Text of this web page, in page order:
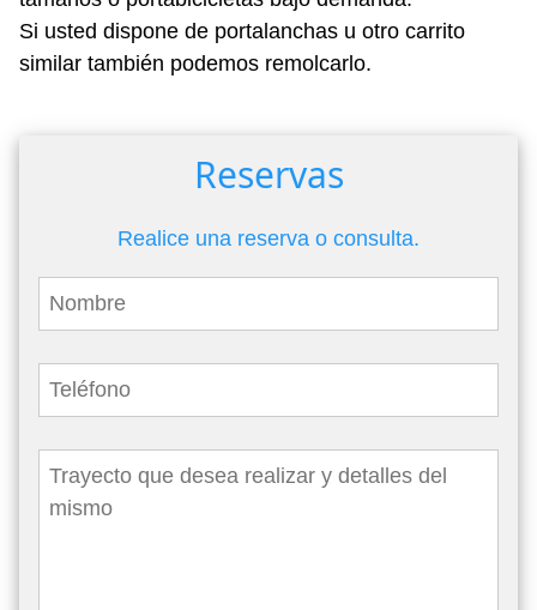
Si usted dispone de portalanchas u otro carrito
similar también podemos remolcarlo.
Reservas
Realice una reserva o consulta.